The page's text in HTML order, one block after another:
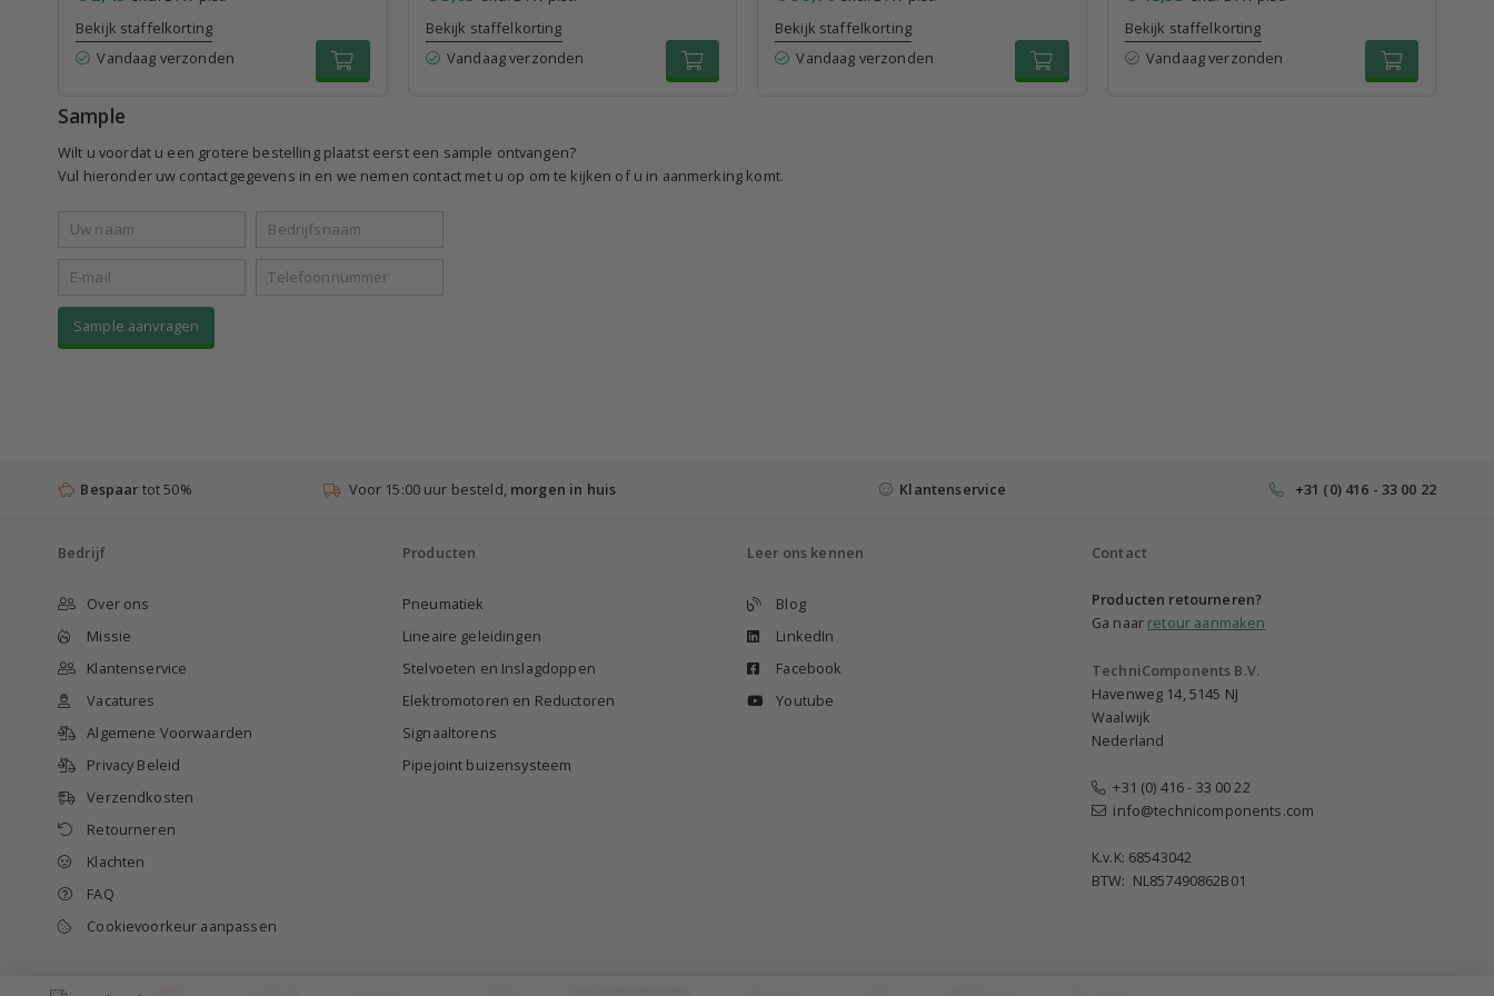
Bekijk staffelkorting
Vandaag verzonden
Bekijk staffelkorting
Vandaag verzonden
Bekijk staffelkorting
Vandaag verzonden
Bekijk staffelkorting
Vandaag verzonden
Sample
Wilt u voordat u een grotere bestelling plaatst eerst een sample ontvangen?
Vul hieronder uw contactgegevens in en we nemen contact met u op om te kijken of u in aanmerking komt.
Sample aanvragen
Bespaar tot 50% Voor 15:00 uur besteld, morgen in huis Klantenservice +31 (0) 416 - 33 00 22
Bedrijf
Over ons
Missie
Klantenservice
Vacatures
Algemene Voorwaarden
Privacy Beleid
Verzendkosten
Retourneren
Klachten
FAQ
Cookievoorkeur aanpassen
Producten
Pneumatiek
Lineaire geleidingen
Stelvoeten en Inslagdoppen
Elektromotoren en Reductoren
Signaaltorens
Pipejoint buizensysteem
Leer ons kennen
Blog
LinkedIn
Facebook
Youtube
Contact
Producten retourneren?
Ga naar retour aanmaken
TechniComponents B.V.
Havenweg 14, 5145 NJ
Waalwijk
Nederland
+31 (0) 416 - 33 00 22
info@technicomponents.com
K.v.K: 68543042
BTW: NL857490862B01